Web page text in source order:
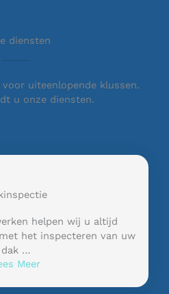
diensten
uiteenlopende klussen.
u onze diensten.
helpen wij u altijd
het inspecteren van uw
dak …
Meer